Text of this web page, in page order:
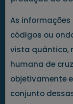
As
códigos ou
vista quântico,
humana de
objetivamente
conjunto